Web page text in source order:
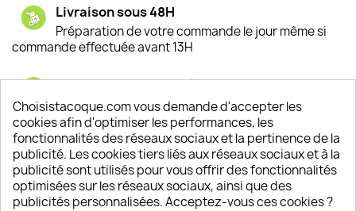
Livraison sous 48H
Préparation de votre commande le jour même si
commande effectuée avant 13H
Satisfaction de nos clients
Depuis 2009, entre 92% et 94% de nos clients
sont satisfaits de nos produits
Un SAV à votre écoute
Notre SAV est disponible 6/7J de 10h à 18H
Choisistacoque.com vous demande d'accepter les
cookies afin d'optimiser les performances, les
fonctionnalités des réseaux sociaux et la pertinence de la
publicité. Les cookies tiers liés aux réseaux sociaux et à la
publicité sont utilisés pour vous offrir des fonctionnalités
optimisées sur les réseaux sociaux, ainsi que des
publicités personnalisées. Acceptez-vous ces cookies ?